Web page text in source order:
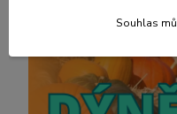
Souhlas